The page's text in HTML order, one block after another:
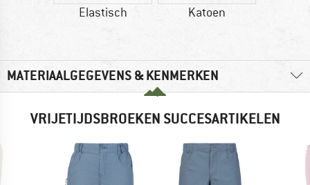
Elastisch Katoen
MATERIAALGEGEVENS & KENMERKEN
VRIJETIJDSBROEKEN SUCCESARTIKELEN